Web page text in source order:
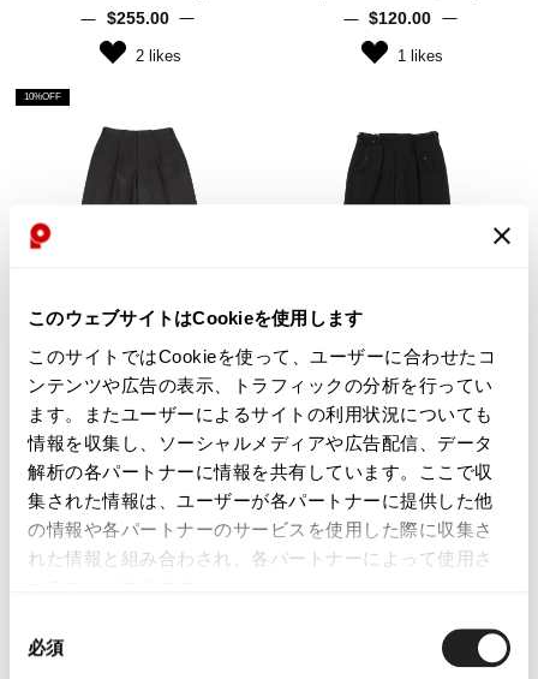
このウェブサイトはCookieを使用します
このサイトではCookieを使って、ユーザーに合わせたコ
ンテンツや広告の表示、トラフィックの分析を行ってい
ます。またユーザーによるサイトの利用状況についても
情報を収集し、ソーシャルメディアや広告配信、データ
解析の各パートナーに情報を共有しています。ここで収
集された情報は、ユーザーが各パートナーに提供した他
の情報や各パートナーのサービスを使用した際に収集さ
れた情報と組み合わされ、各パートナーによって使用さ
必須
$‌255.00
2likes
$‌120.00
1 likes
10%OFF
MEN
Y's for men
Y's for men Wool Tuck Pants
Charcoal M
$‌290.00
$‌260.00
12likes
MEN
Yohji Yamamoto POUR HOMME
Yohji Yamamoto POUR HOMME
Wool Hem Rib Suspender Button
Pants Black M
$‌500.00